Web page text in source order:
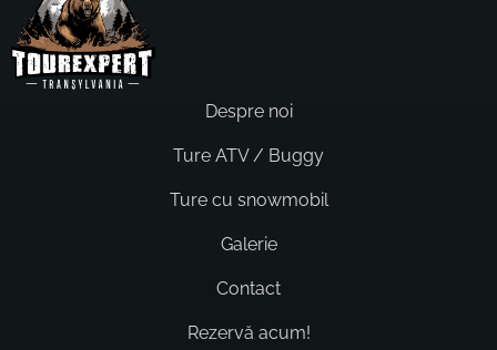
Despre noi
Ture ATV / Buggy
Ture cu snowmobil
Galerie
Contact
Rezervă acum!